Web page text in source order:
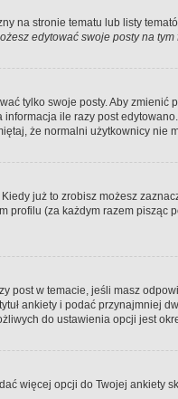
na stronie tematu lub listy
edytować swoje posty na tym
tylko swoje posty. Aby
ile razy post
że normalni użytkownicy nie
już to zrobisz możesz
(za każdym razem
post w temacie, jeśli masz
ankiety i podać przynajmniej
do ustawienia opcji jest
więcej opcji do Twojej ankiety